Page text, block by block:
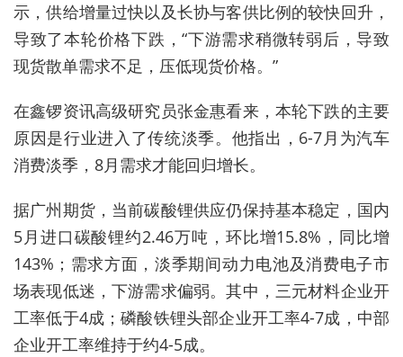
示，供给增量过快以及长协与客供比例的较快回升，
导致了本轮价格下跌，“下游需求稍微转弱后，导致
现货散单需求不足，压低现货价格。”
在鑫锣资讯高级研究员张金惠看来，本轮下跌的主要
原因是行业进入了传统淡季。他指出，6-7月为汽车
消费淡季，8月需求才能回归增长。
据广州期货，当前碳酸锂供应仍保持基本稳定，国内
5月进口碳酸锂约2.46万吨，环比增15.8%，同比增
143%；需求方面，淡季期间动力电池及消费电子市
场表现低迷，下游需求偏弱。其中，三元材料企业开
工率低于4成；磷酸铁锂头部企业开工率4-7成，中部
企业开工率维持于约4-5成。